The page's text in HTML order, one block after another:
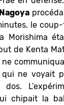
Nagoya
le
Morishima
de Kenta
ne
qui ne voyait
chipait la